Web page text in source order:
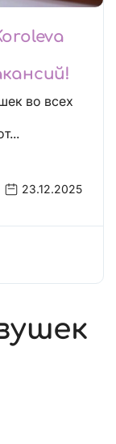
во всех
23.12.2025